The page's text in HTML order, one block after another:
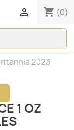
shopping_cart (0)

2023
1 OZ